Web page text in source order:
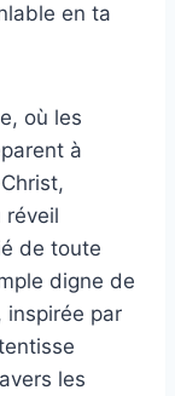
en ta
où les
à
réveil
de toute
digne de
inspirée par
les